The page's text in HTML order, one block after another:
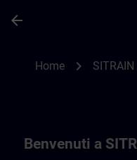
arrow_back
Home chevron_right
Benvenuti a